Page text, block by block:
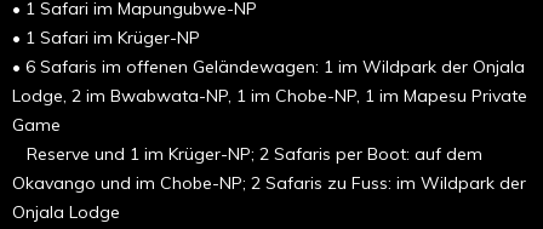
• 1 Safari im Mapungubwe-NP
• 1 Safari im Krüger-NP
• 6 Safaris im offenen Geländewagen: 1 im Wildpark der Onjala
Lodge, 2 im Bwabwata-NP, 1 im Chobe-NP, 1 im Mapesu Private
Game
Reserve und 1 im Krüger-NP; 2 Safaris per Boot: auf dem
Okavango und im Chobe-NP; 2 Safaris zu Fuss: im Wildpark der
Onjala Lodge